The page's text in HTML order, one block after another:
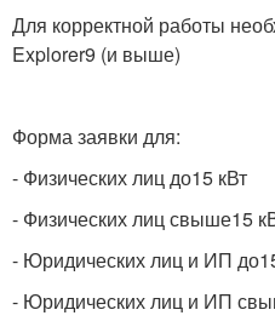
Для корректной работы
Explorer9 (и выше)
Форма заявки для:
- Физических лиц до15 кВт
- Физических лиц свыше15
- Юридических лиц и ИП
- Юридических лиц и ИП